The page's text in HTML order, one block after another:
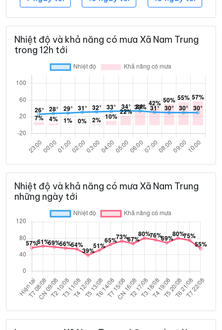
Nhiệt độ và khả năng có mưa Xã Nam Trung
trong 12h tới
Nhiệt độ và khả năng có mưa Xã Nam Trung
những ngày tới